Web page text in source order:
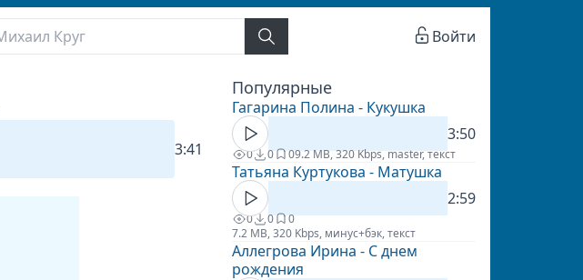
Войти
3:41
Популярные
Гагарина Полина - Кукушка
3:50
0 0 09.2 MB, 320 Kbps, master, текст
Татьяна Куртукова - Матушка
2:59
0 0
0
7.2 MB, 320 Kbps, минус+бэк, текст
Аллегрова Ирина - С днем
рождения